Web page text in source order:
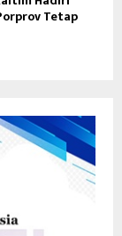
Tetap